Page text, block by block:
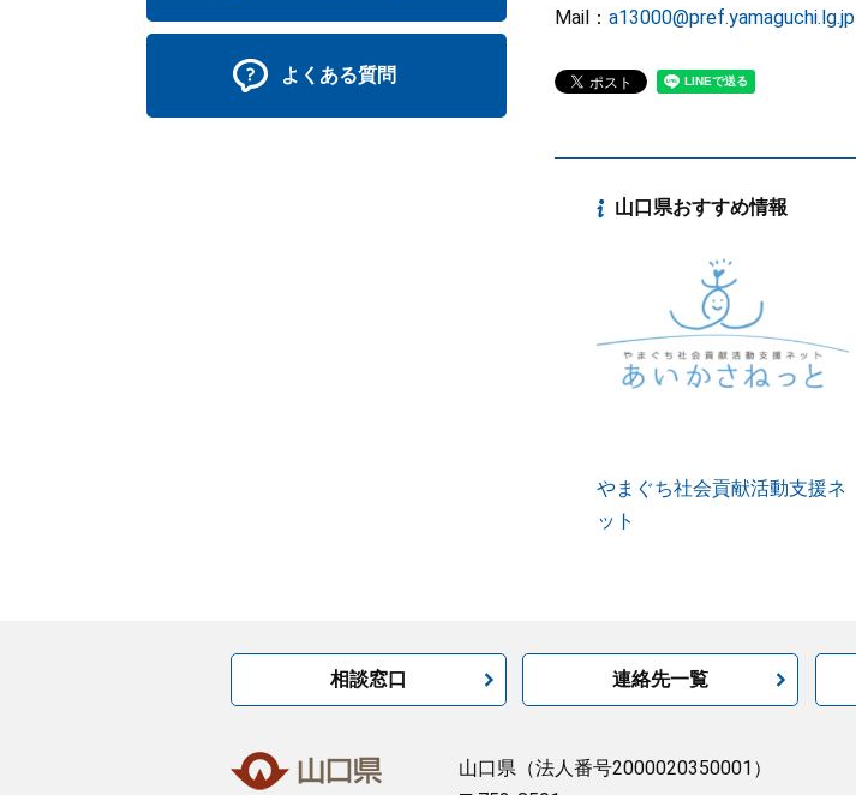
Mail： a13000@pref.yamaguchi.lg.jp
山口県おすすめ情報
やまぐち社会貢献活動支援ネ
ット
よくある質問
相談窓口 連絡先一覧
山口県 （法人番号2000020350001）